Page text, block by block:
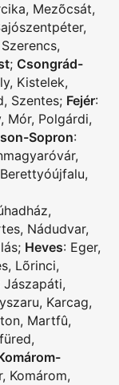
, Mezõcsát,
,
Szerencs,
; Csongrád-
, Kistelek,
, Szentes; Fejér:
, Mór, Polgárdi,
Sopron:
,
Berettyóújfalu,
,
, Nádudvar,
; Heves: Eger,
, Lõrinci,
Jászapáti,
, Karcag,
, Martfû,
,
, Komárom,